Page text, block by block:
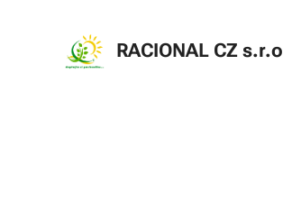
RACIONAL CZ s.r.o